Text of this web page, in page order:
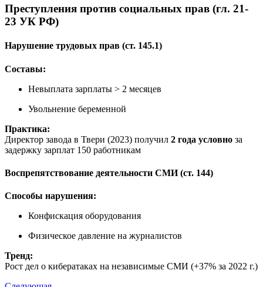
Преступления против социальных прав (гл. 21-
23 УК РФ)
Нарушение трудовых прав (ст. 145.1)
Составы:
Невыплата зарплаты > 2 месяцев
Увольнение беременной
Практика:
Директор завода в Твери (2023) получил 2 года условно за
задержку зарплат 150 работникам
Воспрепятствование деятельности СМИ (ст. 144)
Способы нарушения:
Конфискация оборудования
Физическое давление на журналистов
Тренд:
Рост дел о кибератаках на независимые СМИ (+37% за 2022 г.)